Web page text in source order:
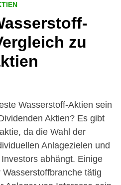
zu
Wasserstoff-Aktien sein
Aktien? Es gibt
da die Wahl der
Anlagezielen und
abhängt. Einige
tätig